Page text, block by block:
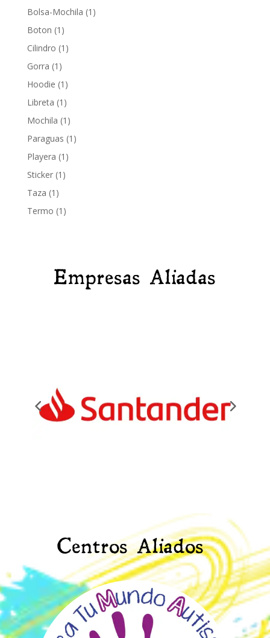
Bolsa-Mochila 1 1
Boton 1 1
producto
Cilindro 1 1
Gorra 1 1
producto
Hoodie 1 1
producto
Libreta 1 1
producto
Mochila 1 1
producto
Paraguas 1 1
Playera 1 1
Sticker 1 1
Taza 1 1
producto
Termo 1 1
Empresas Aliadas
Centros Aliados